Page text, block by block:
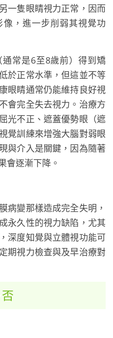
一隻眼睛視力正常，因而
，進一步削弱其視覺功
常是6至8歲前）得到矯
於正常水準，但這並不等
眼睛通常仍能維持良好視
會完全失去視力。治療方
光不正、遮蓋優勢眼（遮
覺訓練來增強大腦對弱眼
與介入是關鍵，因為隨著
會逐漸下降。
病變那樣造成完全失明，
永久性的視力缺陷，尤其
深度知覺與立體視功能可
期視力檢查與及早治療對
否